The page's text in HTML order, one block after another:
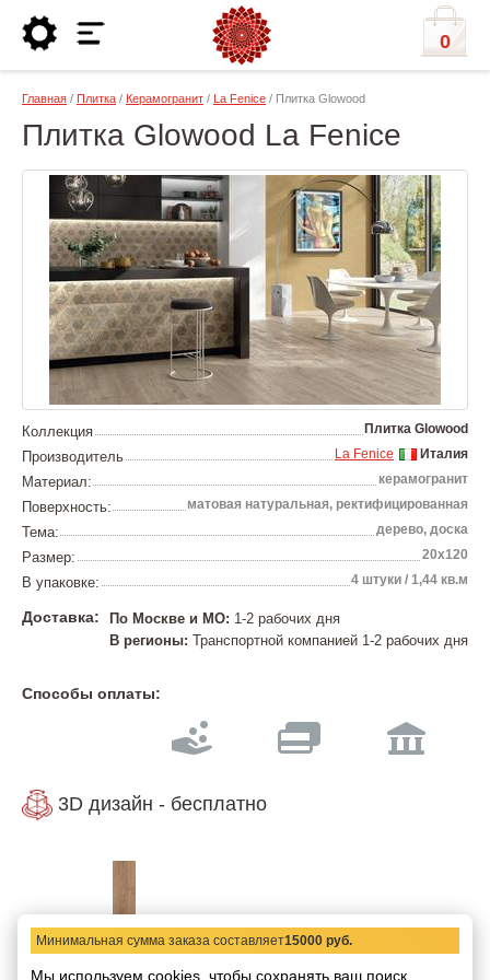
0
Главная / Плитка / Керамогранит / La Fenice / Плитка Glowood
Плитка Glowood La Fenice
Коллекция Плитка Glowood
Производитель Италия
La Fenice
Материал: керамогранит
Поверхность: матовая натуральная, ректифицированная
Тема: дерево, доска
Размер: 20x120
В упаковке: 4 штуки / 1,44 кв.м
Доставка: По Москве и МО: 1-2 рабочих дня
В регионы: Транспортной компанией 1-2 рабочих дня
Способы оплаты:
3D дизайн - бесплатно
Минимальная сумма заказа составляет15000 руб.
Мы используем cookies, чтобы сохранять ваш поиск,